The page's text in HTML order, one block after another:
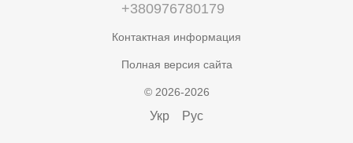
+380976780179
Контактная информация
Полная версия сайта
© 2026-2026
Укр Рус